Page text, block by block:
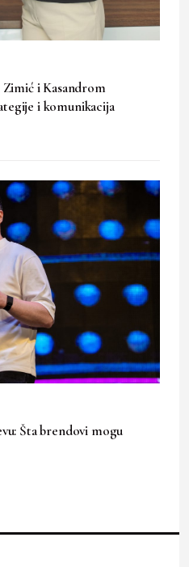
Zimić i Kasandrom
i komunikacija
Šta brendovi mogu